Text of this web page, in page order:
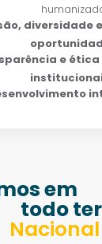
diversidade
e
em
todo
Nacional